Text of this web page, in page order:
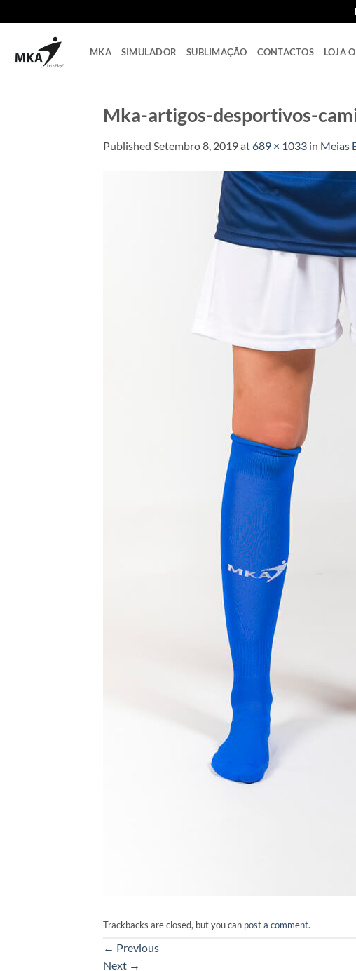
to
MKA SIMULADOR SUBLIMAÇÃO CONTACTOS LOJA
Mka-artigos-desportivos-
Published Setembro 8, 2019at689 × 1033 in Meias
Trackbacks are closed, but you can post a comment.
← Previous
Next →